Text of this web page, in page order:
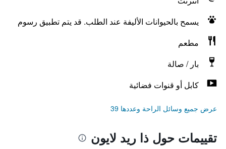
يسمح بالحيوانات الأليفة عند الطلب. قد يتم تطبيق رسوم
مطعم
بار / صالة
كابل أو قنوات فضائية
عرض جميع وسائل الراحة وعددها 39
تقييمات حول ذا ريد لايون